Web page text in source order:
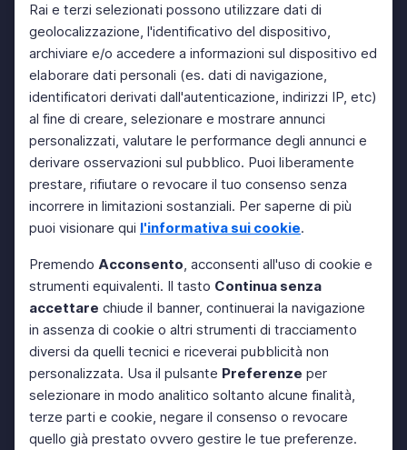
Rai e terzi selezionati possono utilizzare dati di
geolocalizzazione, l'identificativo del dispositivo,
archiviare e/o accedere a informazioni sul dispositivo ed
elaborare dati personali (es. dati di navigazione,
identificatori derivati dall'autenticazione, indirizzi IP, etc)
al fine di creare, selezionare e mostrare annunci
personalizzati, valutare le performance degli annunci e
derivare osservazioni sul pubblico. Puoi liberamente
prestare, rifiutare o revocare il tuo consenso senza
incorrere in limitazioni sostanziali. Per saperne di più
puoi visionare qui l'informativa sui cookie.
Premendo Acconsento, acconsenti all'uso di cookie e
strumenti equivalenti. Il tasto Continua senza
accettare chiude il banner, continuerai la navigazione
in assenza di cookie o altri strumenti di tracciamento
diversi da quelli tecnici e riceverai pubblicità non
personalizzata. Usa il pulsante Preferenze per
selezionare in modo analitico soltanto alcune finalità,
terze parti e cookie, negare il consenso o revocare
quello già prestato ovvero gestire le tue preferenze.